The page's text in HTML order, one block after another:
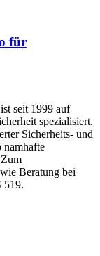
für
seit 1999 auf
spezialisiert.
Sicherheits- und
namhafte
Beratung bei
519.